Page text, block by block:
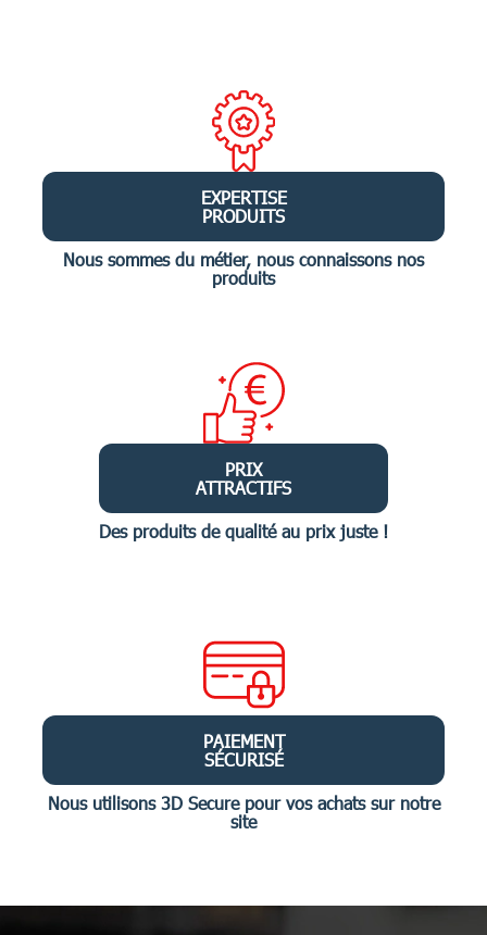
EXPERTISE
PRODUITS
Nous sommes du métier, nous connaissons nos
produits
PRIX
ATTRACTIFS
Des produits de qualité au prix juste !
PAIEMENT
SÉCURISÉ
Nous utilisons 3D Secure pour vos achats sur notre
site